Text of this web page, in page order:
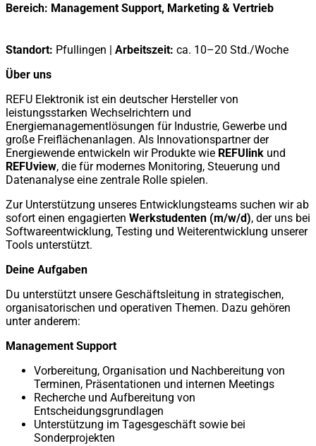
Bereich: Management Support, Marketing & Vertrieb
Standort: Pfullingen | Arbeitszeit: ca. 10–20 Std./Woche
Über uns
REFU Elektronik ist ein deutscher Hersteller von
leistungsstarken Wechselrichtern und
Energiemanagementlösungen für Industrie, Gewerbe und
große Freiflächenanlagen. Als Innovationspartner der
Energiewende entwickeln wir Produkte wie REFUlink und
REFUview, die für modernes Monitoring, Steuerung und
Datenanalyse eine zentrale Rolle spielen.
Zur Unterstützung unseres Entwicklungsteams suchen wir ab
sofort einen engagierten Werkstudenten (m/w/d), der uns bei
Softwareentwicklung, Testing und Weiterentwicklung unserer
Tools unterstützt.
Deine Aufgaben
Du unterstützt unsere Geschäftsleitung in strategischen,
organisatorischen und operativen Themen. Dazu gehören
unter anderem:
Management Support
Vorbereitung, Organisation und Nachbereitung von
Terminen, Präsentationen und internen Meetings
Recherche und Aufbereitung von
Entscheidungsgrundlagen
Unterstützung im Tagesgeschäft sowie bei
Sonderprojekten